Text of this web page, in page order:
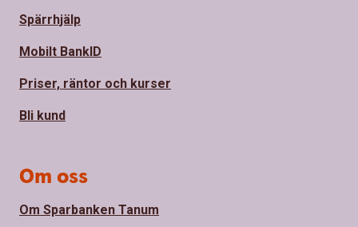
Spärrhjälp
Mobilt BankID
Priser, räntor och kurser
Bli kund
Om oss
Om Sparbanken Tanum